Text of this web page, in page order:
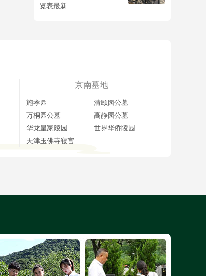
览表最新
京南墓地
施孝园
清颐园公墓
万桐园公墓
高静园公墓
华龙皇家陵园
世界华侨陵园
天津玉佛寺寝宫